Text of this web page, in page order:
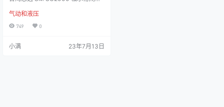
业。平衡机械密封采用碳化硅，即
使在严苛的运行条件下也能确保长
气动和液压
749 0
小满 23年7月13日